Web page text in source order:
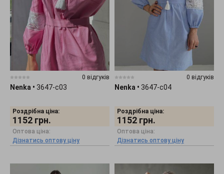
0 відгуків
Nenka • 3647-c03
Роздрібна ціна:
1152 грн.
Оптова ціна:
Дізнатись оптову ціну
0 відгуків
Nenka • 3647-c04
Роздрібна ціна:
1152 грн.
Оптова ціна:
Дізнатись оптову ціну